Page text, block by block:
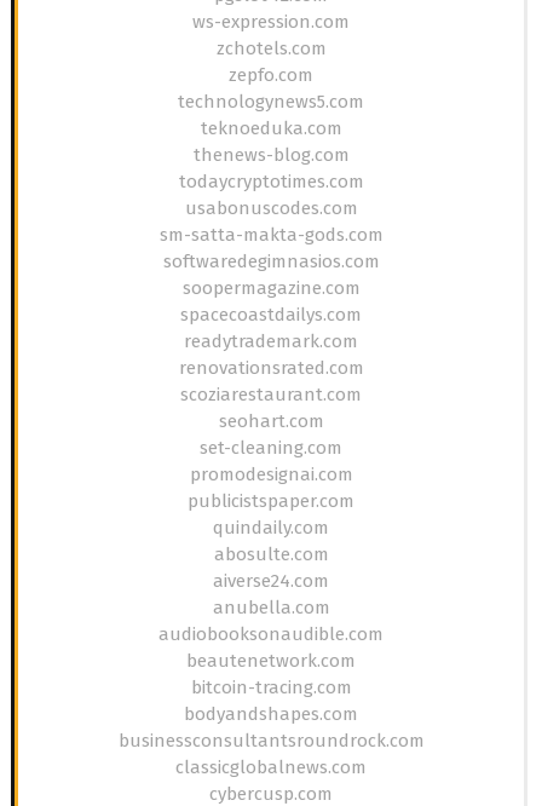
ws-expression.com
zchotels.com
zepfo.com
technologynews5.com
teknoeduka.com
thenews-blog.com
todaycryptotimes.com
usabonuscodes.com
sm-satta-makta-gods.com
softwaredegimnasios.com
soopermagazine.com
spacecoastdailys.com
readytrademark.com
renovationsrated.com
scoziarestaurant.com
seohart.com
set-cleaning.com
promodesignai.com
publicistspaper.com
quindaily.com
abosulte.com
aiverse24.com
anubella.com
audiobooksonaudible.com
beautenetwork.com
bitcoin-tracing.com
bodyandshapes.com
businessconsultantsroundrock.com
classicglobalnews.com
cybercusp.com